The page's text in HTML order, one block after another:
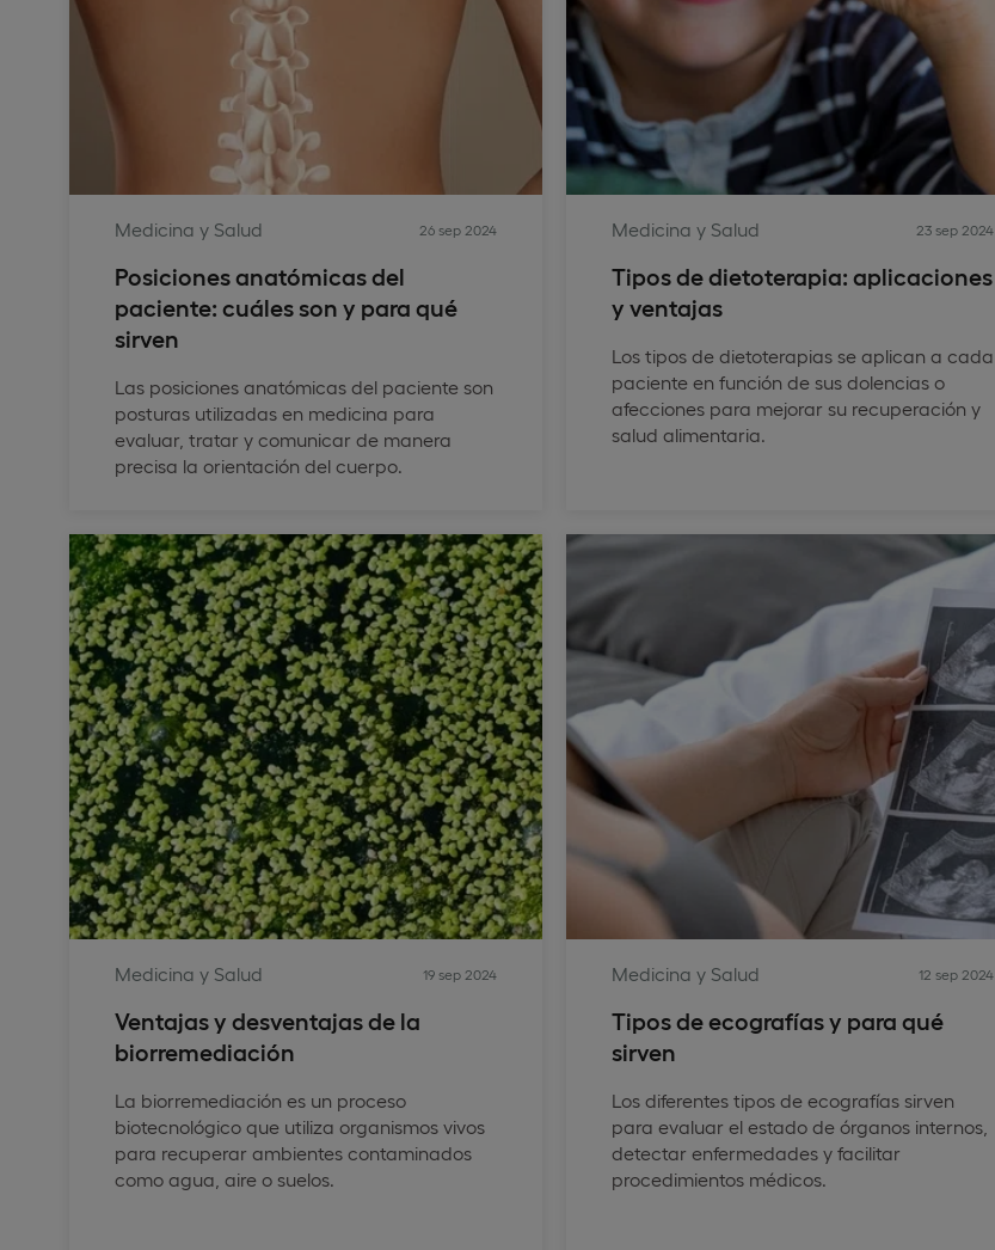
Medicina y Salud 26 sep 2024
Posiciones anatómicas del
paciente: cuáles son y para qué
sirven
Las posiciones anatómicas del paciente son
posturas utilizadas en medicina para
evaluar, tratar y comunicar de manera
precisa la orientación del cuerpo.
Medicina y Salud 23 sep 2024
Tipos de dietoterapia: aplicaciones
y ventajas
Los tipos de dietoterapias se aplican a cada
paciente en función de sus dolencias o
afecciones para mejorar su recuperación y
salud alimentaria.
Medicina y Salud 19 sep 2024
Ventajas y desventajas de la
biorremediación
La biorremediación es un proceso
biotecnológico que utiliza organismos vivos
para recuperar ambientes contaminados
como agua, aire o suelos.
Medicina y Salud 12 sep 2024
Tipos de ecografías y para qué
sirven
Los diferentes tipos de ecografías sirven
para evaluar el estado de órganos internos,
detectar enfermedades y facilitar
procedimientos médicos.